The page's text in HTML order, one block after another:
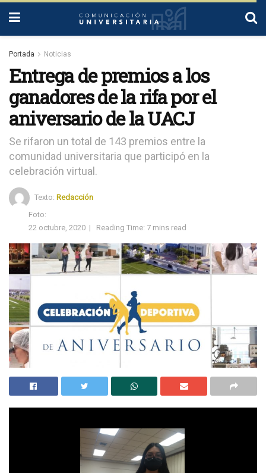
Portada Noticias
Entrega de premios a los
ganadores de la rifa por el
aniversario de la UACJ
Se rifaron un total de 143 premios entre la
comunidad universitaria que participó en la
celebración virtual.
Texto: Redacción
Foto:
22 octubre, 2020 | Reading Time: 7 mins read